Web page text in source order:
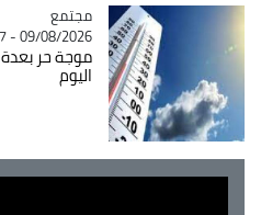
Catégorie
مجتمع
موجة حر بعدة ولايات من الوطن بداية من
اليوم